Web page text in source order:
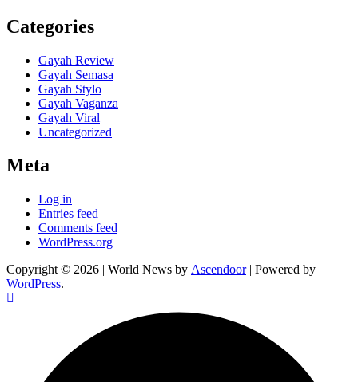
Categories
Gayah Review
Gayah Semasa
Gayah Stylo
Gayah Vaganza
Gayah Viral
Uncategorized
Meta
Log in
Entries feed
Comments feed
WordPress.org
Copyright © 2026 | World News by Ascendoor| Powered by
WordPress.